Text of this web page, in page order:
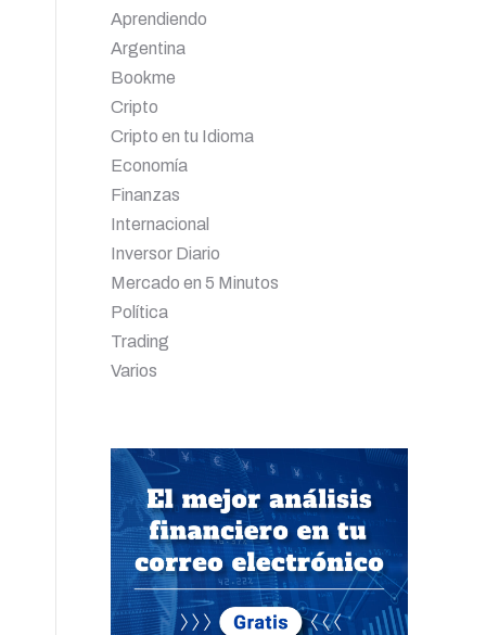
Aprendiendo
Argentina
Bookme
Cripto
Cripto en tu Idioma
Economía
Finanzas
Internacional
Inversor Diario
Mercado en 5 Minutos
Política
Trading
Varios